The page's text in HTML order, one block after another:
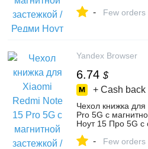
магнитной
- Few orders
Yandex Browser
6.74 $
+ Cash back
Чехол книжка
Pro 5G c
Ноут 15 Про 5G c
застежкой –
- Few orders